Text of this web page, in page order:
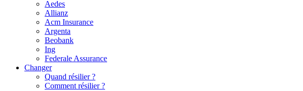
Aedes
Allianz
Acm Insurance
Argenta
Beobank
Ing
Federale Assurance
Changer
Quand résilier ?
Comment résilier ?